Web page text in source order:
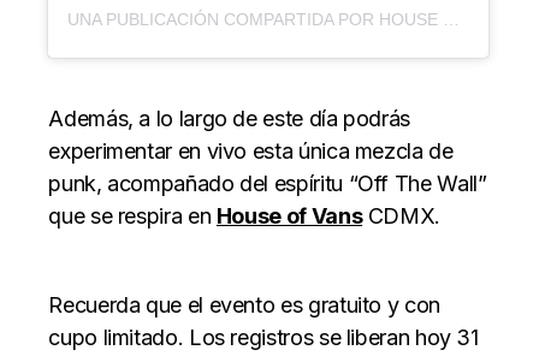
UNA PUBLICACIÓN COMPARTIDA POR HOUSE OF VANS CDMX (@HOUSEOFVANSCDMX)
Además, a lo largo de este día podrás
experimentar en vivo esta única mezcla de
punk, acompañado del espíritu “Off The Wall”
que se respira en House of VansCDMX.
Recuerda que el evento es gratuito y con
cupo limitado. Los registros se liberan hoy 31